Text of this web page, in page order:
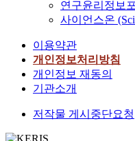
연구윤리정보
사이언스온
이용약관
개인정보처리방침
개인정보 재동의
기관소개
저작물 게시중단요청